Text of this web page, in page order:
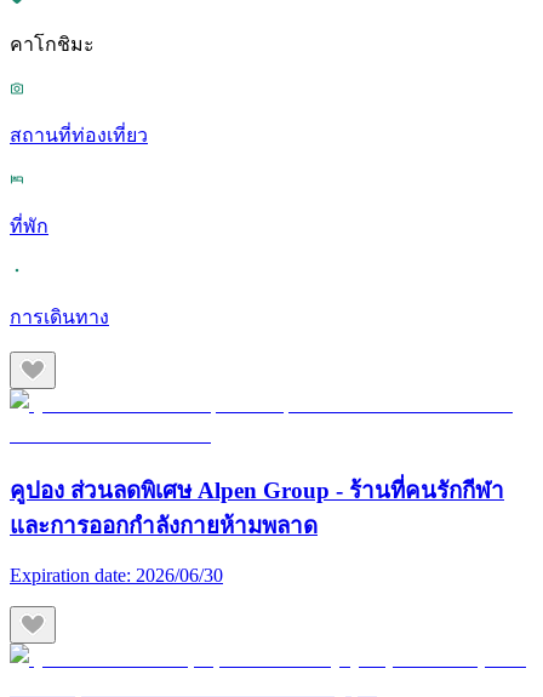
คาโกชิมะ
สถานที่ท่องเที่ยว
ที่พัก
การเดินทาง
คูปอง ส่วนลดพิเศษ Alpen Group - ร้านที่คนรักกีฬา
และการออกกำลังกายห้ามพลาด
Expiration date: 2026/06/30